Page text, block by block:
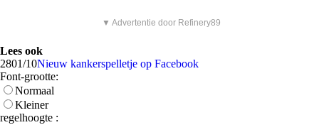
▼ Advertentie door Refinery89
Lees ook
2801/10Nieuw kankerspelletje op Facebook
Font-grootte:
Normaal
Kleiner
regelhoogte :